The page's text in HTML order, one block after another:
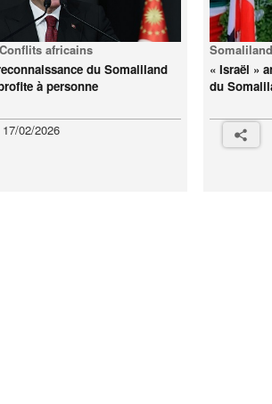
africains
du Somaliland
à personne
17/02/2026
« Israël »
du